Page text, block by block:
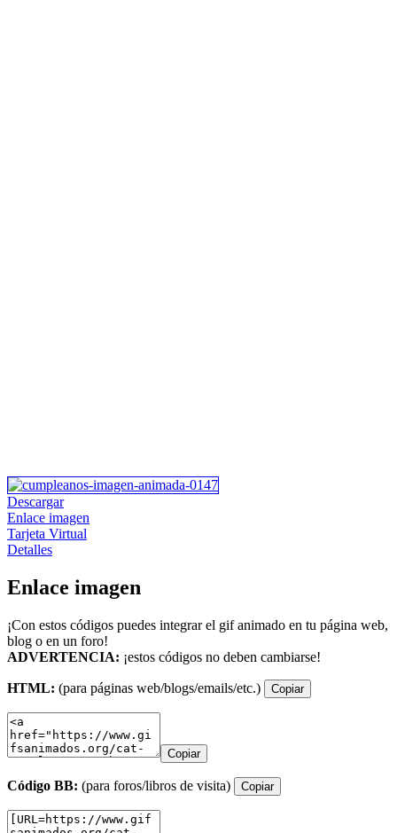
Descargar
Enlace imagen
Tarjeta Virtual
Detalles
Enlace imagen
¡Con estos códigos puedes integrar el gif animado en tu página web,
blog o en un foro!
ADVERTENCIA: ¡estos códigos no deben cambiarse!
HTML: (para páginas web/blogs/emails/etc.) Copiar
Copiar
Código BB: (para foros/libros de visita) Copiar